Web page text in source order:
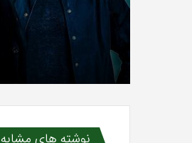
نوشته های مشابه